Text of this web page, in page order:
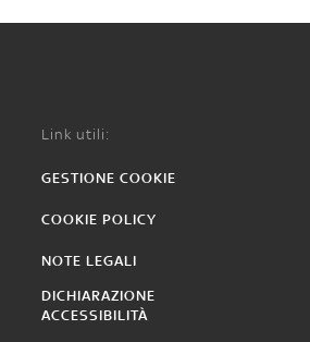
Link utili:
GESTIONE COOKIE
COOKIE POLICY
NOTE LEGALI
DICHIARAZIONE
ACCESSIBILITÀ